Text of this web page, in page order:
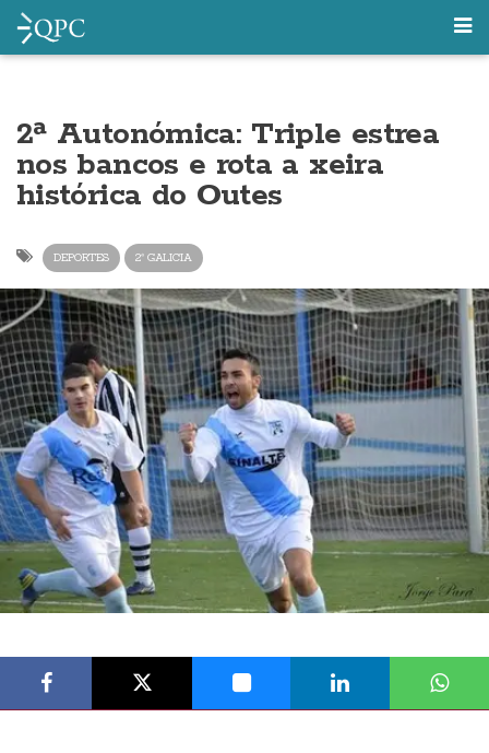
2ª Autonómica: Triple estrea
nos bancos e rota a xeira
histórica do Outes
DEPORTES 2ª GALICIA